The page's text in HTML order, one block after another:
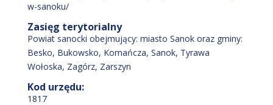
w-sanoku/
Zasięg terytorialny
Powiat sanocki obejmujący: miasto Sanok oraz gminy:
Besko, Bukowsko, Komańcza, Sanok, Tyrawa
Wołoska, Zagórz, Zarszyn
Kod urzędu:
1817